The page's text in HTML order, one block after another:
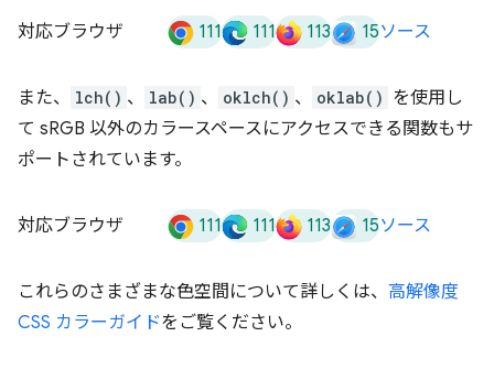
対応ブラウザ 111 111 113 15ソース
また、 lch() 、 lab() 、 oklch() 、 oklab() を使用し
て sRGB 以外のカラースペースにアクセスできる関数もサ
ポートされています。
対応ブラウザ 111 111 113 15ソース
これらのさまざまな色空間について詳しくは、 高解像度
CSS カラーガイドをご覧ください。